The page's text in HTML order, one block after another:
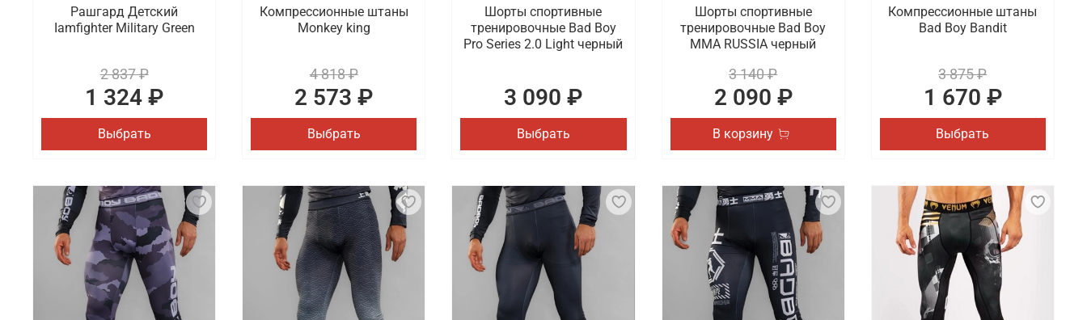
Рашгард Детский
Iamfighter Military Green
2 837 ₽
1 324 ₽
Выбрать
Компрессионные штаны
Monkey king
4 818 ₽
2 573 ₽
Выбрать
Шорты спортивные
тренировочные Bad Boy
Pro Series 2.0 Light черный
3 090 ₽
Выбрать
Шорты спортивные
тренировочные Bad Boy
MMA RUSSIA черный
3 140 ₽
2 090 ₽
В корзину
Компрессионные штаны
Bad Boy Bandit
3 875 ₽
1 670 ₽
Выбрать